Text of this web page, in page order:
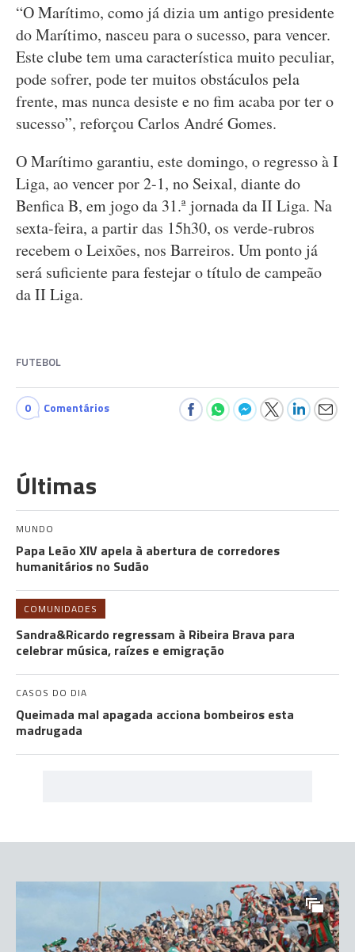
“O Marítimo, como já dizia um antigo presidente
do Marítimo, nasceu para o sucesso, para vencer.
Este clube tem uma característica muito peculiar,
pode sofrer, pode ter muitos obstáculos pela
frente, mas nunca desiste e no fim acaba por ter o
sucesso”, reforçou Carlos André Gomes.
O Marítimo garantiu, este domingo, o regresso à I
Liga, ao vencer por 2-1, no Seixal, diante do
Benfica B, em jogo da 31.ª jornada da II Liga. Na
sexta-feira, a partir das 15h30, os verde-rubros
recebem o Leixões, nos Barreiros. Um ponto já
será suficiente para festejar o título de campeão
da II Liga.
FUTEBOL
0 Comentários
Últimas
MUNDO
Papa Leão XIV apela à abertura de corredores
humanitários no Sudão
COMUNIDADES
Sandra&Ricardo regressam à Ribeira Brava para
celebrar música, raízes e emigração
CASOS DO DIA
Queimada mal apagada acciona bombeiros esta
madrugada